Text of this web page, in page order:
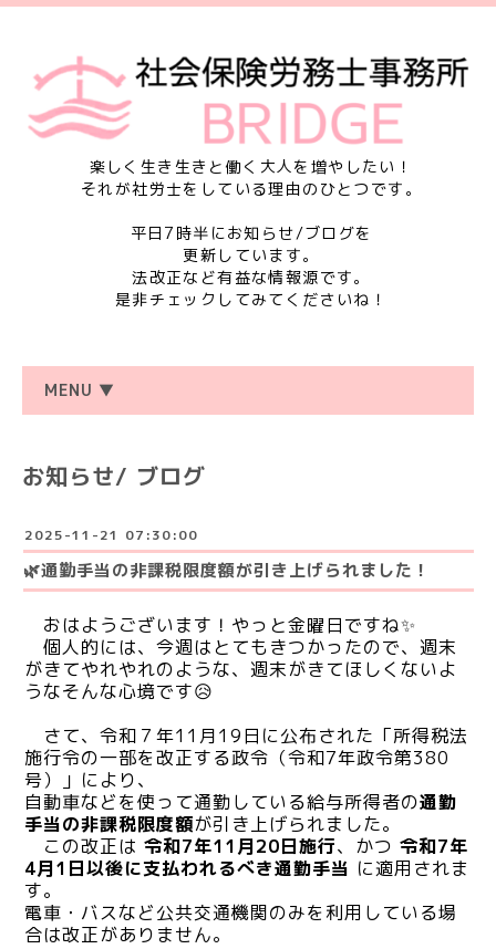
楽しく生き生きと働く大人を増やしたい！
それが社労士をしている理由のひとつです。
平日7時半にお知らせ/ブログを
更新しています。
法改正など有益な情報源です。
是非チェックしてみてくださいね！
MENU ▼
お知らせ/ ブログ
2025-11-21 07:30:00
🌿通勤手当の非課税限度額が引き上げられました！
おはようございます！やっと金曜日ですね✨
個人的には、今週はとてもきつかったので、週末
がきてやれやれのような、週末がきてほしくないよ
うなそんな心境です😥
さて、令和７年11月19日に公布された「所得税法
施行令の一部を改正する政令（令和7年政令第380
号）」により、
自動車などを使って通勤している給与所得者の通勤
手当の非課税限度額が引き上げられました。
この改正は 令和7年11月20日施行、かつ 令和7年
4月1日以後に支払われるべき通勤手当 に適用されま
す。
電車・バスなど公共交通機関のみを利用している場
合は改正がありません。